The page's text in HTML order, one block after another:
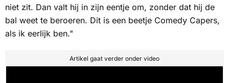
niet zit. Dan valt hij in zijn eentje om, zonder dat hij de
bal weet te beroeren. Dit is een beetje Comedy Capers,
als ik eerlijk ben."
Artikel gaat verder onder video